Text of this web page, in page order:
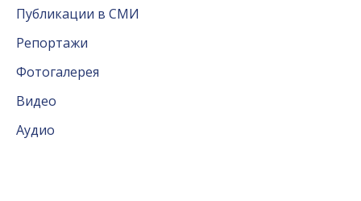
Публикации в СМИ
Репортажи
Фотогалерея
Видео
Аудио